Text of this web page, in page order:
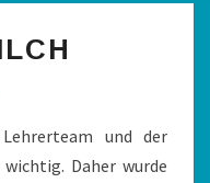
und der
Daher wurde